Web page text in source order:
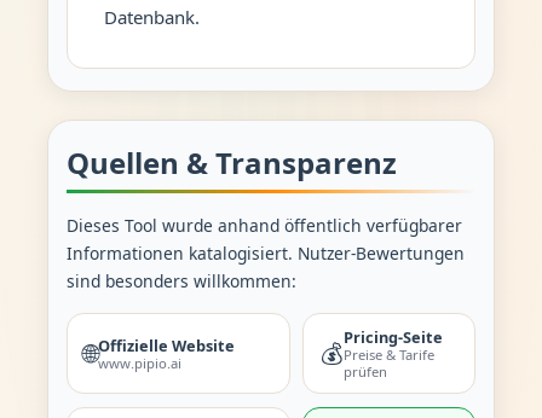
Datenbank.
Quellen & Transparenz
Dieses Tool wurde anhand öffentlich verfügbarer
Informationen katalogisiert. Nutzer-Bewertungen
sind besonders willkommen:
🌐Offizielle Website
www.pipio.ai 💰
Pricing-Seite
Preise & Tarife
prüfen